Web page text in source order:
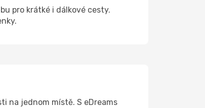
pro krátké i dálkové cesty.
na jednom místě. S eDreams